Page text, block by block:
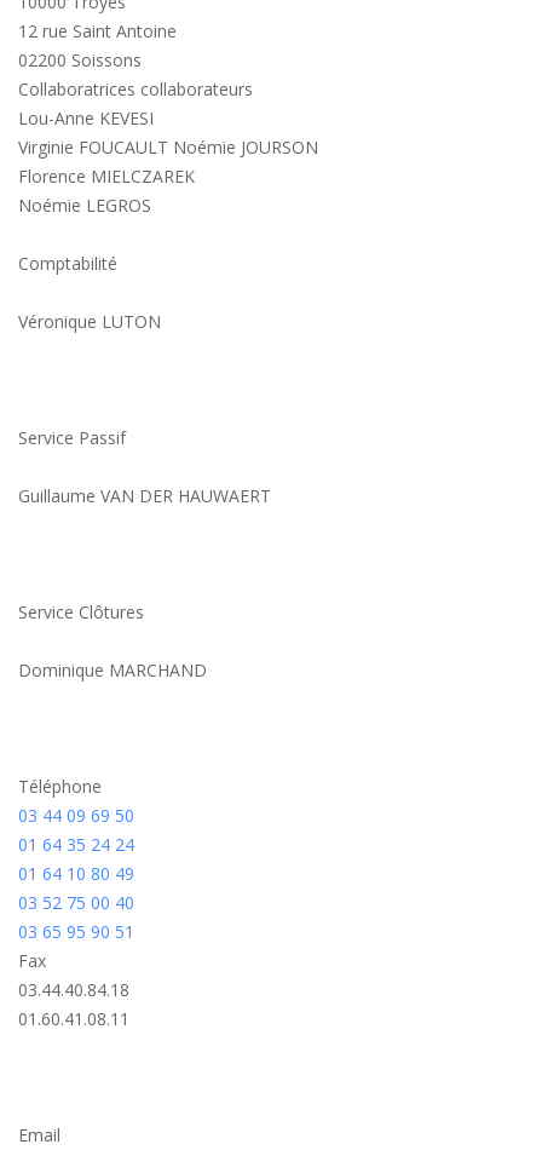
12 rue Saint Antoine
02200 Soissons
Collaboratrices collaborateurs
Lou-Anne KEVESI
Virginie FOUCAULT Noémie JOURSON
Florence MIELCZAREK
Noémie LEGROS
Comptabilité
Véronique LUTON
Service Passif
Guillaume VAN DER HAUWAERT
Service Clôtures
Dominique MARCHAND
Téléphone
03 44 09 69 50
01 64 35 24 24
01 64 10 80 49
03 52 75 00 40
03 65 95 90 51
Fax
03.44.40.84.18
01.60.41.08.11
Email